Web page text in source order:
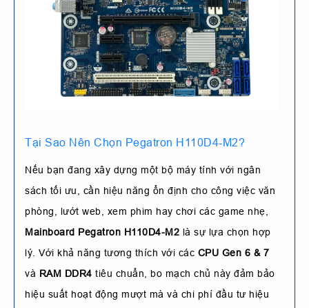
Tại Sao Nên Chọn Pegatron H110D4-M2?
Nếu bạn đang xây dựng một bộ máy tính với ngân
sách tối ưu, cần hiệu năng ổn định cho công việc văn
phòng, lướt web, xem phim hay chơi các game nhẹ,
Mainboard Pegatron H110D4-M2 là sự lựa chọn hợp
lý. Với khả năng tương thích với các CPU Gen 6 & 7
và RAM DDR4 tiêu chuẩn, bo mạch chủ này đảm bảo
hiệu suất hoạt động mượt mà và chi phí đầu tư hiệu